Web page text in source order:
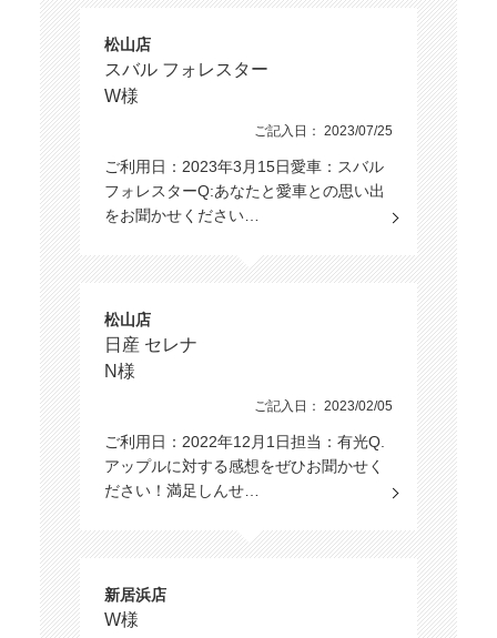
松山店
スバル フォレスター
W様
ご記入日： 2023/07/25
ご利用日：2023年3月15日愛車：スバル
フォレスターQ:あなたと愛車との思い出
をお聞かせください…
松山店
日産 セレナ
N様
ご記入日： 2023/02/05
ご利用日：2022年12月1日担当：有光Q.
アップルに対する感想をぜひお聞かせく
ださい！満足しんせ…
新居浜店
W様